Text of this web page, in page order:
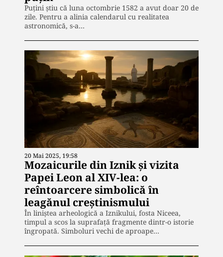
Puțini știu că luna octombrie 1582 a avut doar 20 de
zile. Pentru a alinia calendarul cu realitatea
astronomică, s-a…
20 Mai 2025, 19:58
Mozaicurile din Iznik și vizita
Papei Leon al XIV-lea: o
reîntoarcere simbolică în
leagănul creștinismului
În liniștea arheologică a Iznikului, fosta Niceea,
timpul a scos la suprafață fragmente dintr-o istorie
îngropată. Simboluri vechi de aproape…